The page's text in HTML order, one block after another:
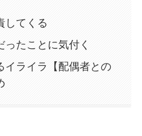
してくる
たことに気付く
イライラ【配偶者との